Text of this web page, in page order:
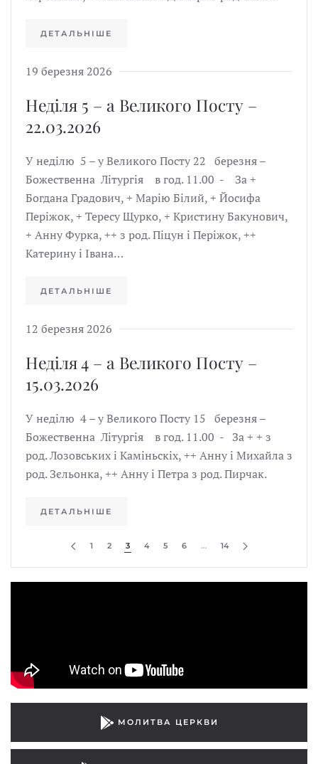
ДЕТАЛЬНІШЕ
19 березня 2026
Неділя 5 – а Великого Посту –
22.03.2026
У неділю 5 – у Великого Посту 22 березня –
Божественна Літургія в год. 11.00 - За +
Богдана Градович, + Марію Білий, + Йосифа
Періжок, + Тересу Щурко, + Кристину Бакунович,
+ Анну Фурка, ++ з род. Піцун і Періжок, ++
Катерину і Івана…
ДЕТАЛЬНІШЕ
12 березня 2026
Неділя 4 – а Великого Посту –
15.03.2026
У неділю 4 – у Великого Посту 15 березня –
Божественна Літургія в год. 11.00 - За + + з
род. Лозовських і Каміньскіх, ++ Анну і Михайла з
род. Зєльонка, ++ Анну і Петра з род. Пирчак.
ДЕТАЛЬНІШЕ
1 2 3 4 5 6 … 14
МОЛИТВА ЦЕРКВИ